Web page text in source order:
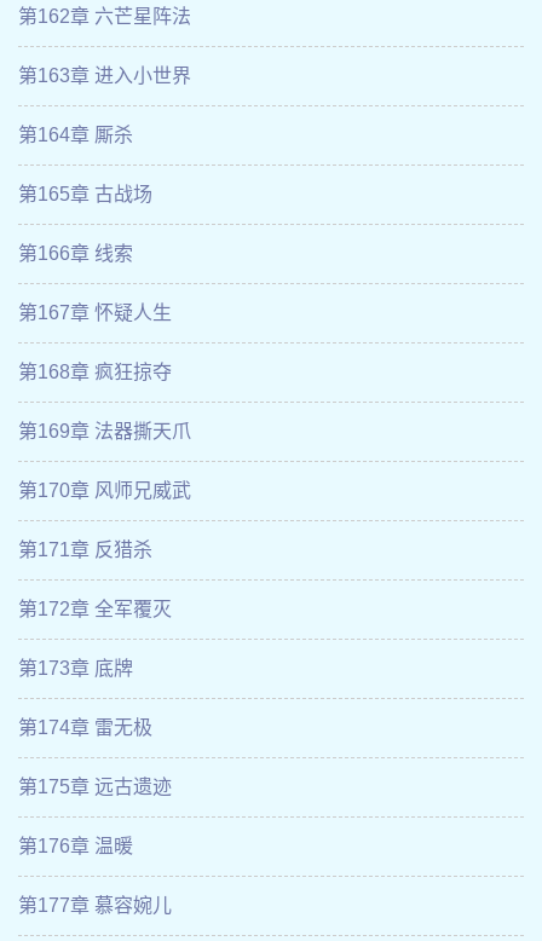
第162章 六芒星阵法
第163章 进入小世界
第164章 厮杀
第165章 古战场
第166章 线索
第167章 怀疑人生
第168章 疯狂掠夺
第169章 法器撕天爪
第170章 风师兄威武
第171章 反猎杀
第172章 全军覆灭
第173章 底牌
第174章 雷无极
第175章 远古遗迹
第176章 温暖
第177章 慕容婉儿